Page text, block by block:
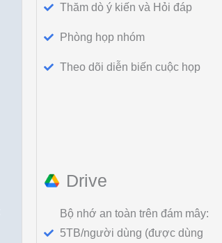
Thăm dò ý kiến và Hỏi đáp
Phòng họp nhóm
Theo dõi diễn biến cuộc họp
Drive
Bộ nhớ an toàn trên đám mây:
5TB/người dùng (được dùng